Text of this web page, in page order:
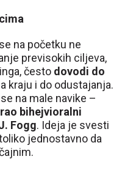
na početku ne
previsokih ciljeva,
često dovodi do
kraju i do odustajanja.
na male navike –
bihejvioralni
Fogg. Ideja je svesti
jednostavno da